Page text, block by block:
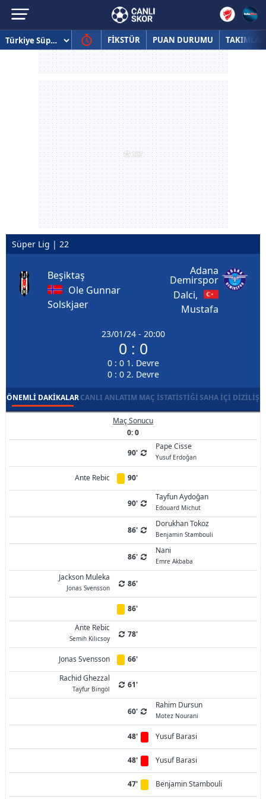
FİKSTÜR PUAN DURUMU TAKIMLAR
Süper Lig | 22
Beşiktaş
Ole Gunnar
Solskjaer
23/01/24 - 20:00
0 : 0
0 : 0 1. Devre
0 : 0 2. Devre
Adana
Demirspor
Dalci,
Mustafa
ÖNEMLI DAKIKALARCANLI ANLATIM MAÇ İSTATISTIĞISAHA İÇI DIZILIŞ
Maç Sonucu
0: 0
90'
Pape Cisse
Yusuf Erdoğan
Ante Rebic 90'
90'
Tayfun Aydoğan
Edouard Michut
86'
Dorukhan Tokoz
Benjamin Stambouli
86'
Nani
Emre Akbaba
Jackson Muleka
Jonas Svensson 86'
86'
Ante Rebic
Semih Kilicsoy 78'
Jonas Svensson
66'
Rachid Ghezzal
Tayfur Bingöl 61'
60'
Rahim Dursun
Motez Nourani
48' Yusuf Barasi
48' Yusuf Barasi
47' Benjamin Stambouli